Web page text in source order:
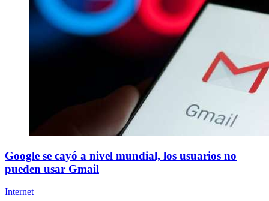
Google se cayó a nivel mundial, los usuarios no
pueden usar Gmail
Internet